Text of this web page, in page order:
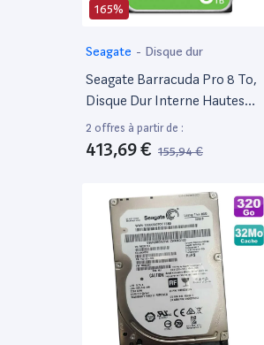
165%
Seagate - Disque dur
Seagate Barracuda Pro 8 To,
Disque Dur Interne Hautes
Performances Hdd – 3,5
Pouces Sata 6 Gbit/S 5 400
Tr/Min, 256 Mo De Mémoire
Récupération Des Données
(St8000Dm004)
2 offres à partir de :
413,69 € 155,94 €